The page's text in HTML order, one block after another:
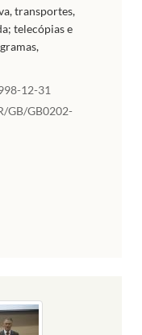
transportes,
telecópias e
12-31
GB/GB0202-